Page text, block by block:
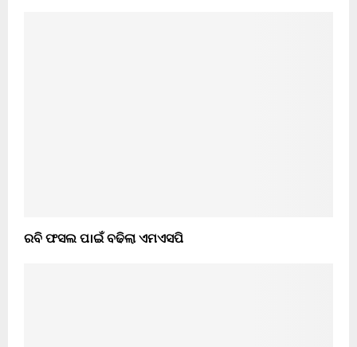
ରବି ଫସଲ ପ।ଇଁ ବଢିଲା ଏମଏସପି